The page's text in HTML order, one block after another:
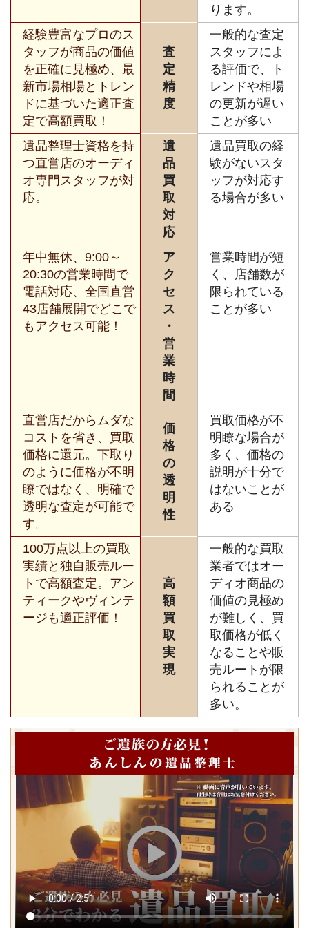
ります。
経験豊富なプロのス
タッフが商品の価値
を正確に見極め、最
新市場相場とトレン
ドに基づいた適正査
定で高額買取！
査
定
精
度
一般的な査定
スタッフによ
る評価で、ト
レンドや相場
の更新が遅い
ことが多い
遺品整理士資格を持
つ直営店のオーディ
オ専門スタッフが対
応。
遺
品
買
取
対
応
遺品買取の経
験がないスタ
ッフが対応す
る場合が多い
年中無休、9:00～
20:30の営業時間で
電話対応、全国直営
43店舗展開でどこで
もアクセス可能！
ア
ク
セ
ス
・
営
業
時
間
営業時間が短
く、店舗数が
限られている
ことが多い
直営店だからムダな
コストを省き、買取
価格に還元。下取り
のように価格が不明
瞭ではなく、明確で
透明な査定が可能で
す。
価
格
の
透
明
性
買取価格が不
明瞭な場合が
多く、価格の
説明が十分で
はないことが
ある
100万点以上の買取
実績と独自販売ルー
トで高額査定。アン
ティークやヴィンテ
ージも適正評価！
高
額
買
取
実
現
一般的な買取
業者ではオー
ディオ商品の
価値の見極め
が難しく、買
取価格が低く
なることや販
売ルートが限
られることが
多い。